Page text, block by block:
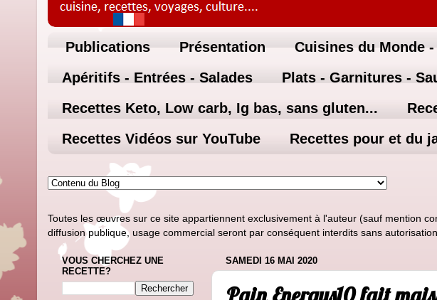
Publications Présentation Cuisines du Monde -
Apéritifs - Entrées - Salades
Plats - Garnitures -
Recettes Keto, Low carb, Ig bas, sans gluten...
Recettes Vidéos sur YouTube
Recettes pour et du
Toutes les œuvres sur ce site appartiennent exclusivement à l'auteur (sauf mention
diffusion publique, usage commercial seront par conséquent interdits sans
SAMEDI 16 MAI 2020
VOUS CHERCHEZ UNE
RECETTE?